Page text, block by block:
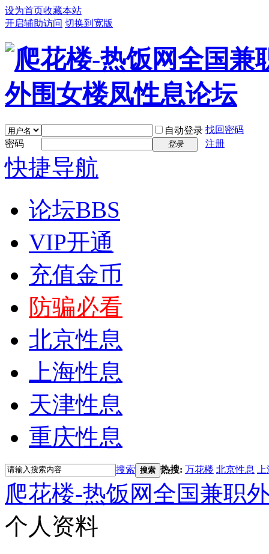
设为首页收藏本站
开启辅助访问 切换到宽版
自动登录 找回密码
密码
登录 注册
快捷导航
论坛BBS
VIP开通
充值金币
防骗必看
北京性息
上海性息
天津性息
重庆性息
搜索 搜索 热搜: 万花楼 北京性息
爬花楼-热饭网全国兼职
个人资料